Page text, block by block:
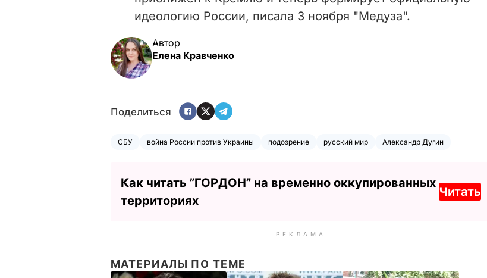
идеологию России, писала 3 ноября "Медуза".
Автор
Елена Кравченко
Поделиться
СБУ война России против Украины подозрение русский мир Александр Дугин
Как читать ”ГОРДОН” на временно оккупированных
территориях
Читать
РЕКЛАМА
МАТЕРИАЛЫ ПО ТЕМЕ